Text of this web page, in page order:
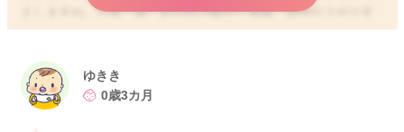
えしますね。①耳・肩・足の付け根が一直線、②顎が上がりす
ぎている、③首の支えている位置が少し低いために、頭が下が
大人も上を向くと口が開きますね。赤ちゃんの姿勢が同じよう
ゆきき
0歳3カ月